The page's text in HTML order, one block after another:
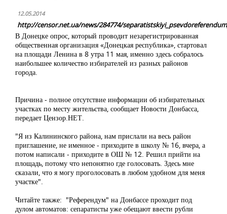
12.05.2014
http://censor.net.ua/news/284774/
В Донецке опрос, который проводит незарегистрированная
общественная организация «Донецкая республика», стартовал
на площади Ленина в 8 утра 11 мая, именно здесь собралось
наибольшее количество избирателей из разных районов
города.
Причина - полное отсутствие информации об избирательных
участках по месту жительства, сообщает Новости Донбасса,
передает Цензор.НЕТ.
"Я из Калининского района, нам прислали на весь район
приглашение, не именное - приходите в школу № 16, вчера, а
потом написали - приходите в ОШ № 12. Решил прийти на
площадь, потому что непонятно где голосовать. Здесь мне
сказали, что я могу проголосовать в любом удобном для меня
участке".
Читайте также: "Референдум" на Донбассе проходит под
дулом автоматов: сепаратисты уже обещают ввести рубли